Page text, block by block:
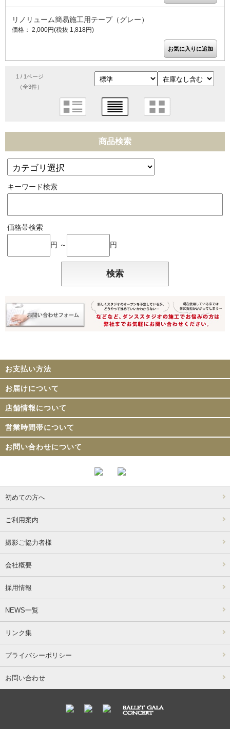
リノリューム簡易施工用テープ（グレー）
価格： 2,000円(税抜 1,818円)
1 / 1ページ
（全3件）
商品検索
キーワード検索
価格帯検索
円 ～ 円
お支払い方法
お届けについて
店舗情報について
営業時間帯について
お問い合わせについて
初めての方へ
ご利用案内
撮影ご協力者様
会社概要
採用情報
NEWS一覧
リンク集
プライバシーポリシー
お問い合わせ